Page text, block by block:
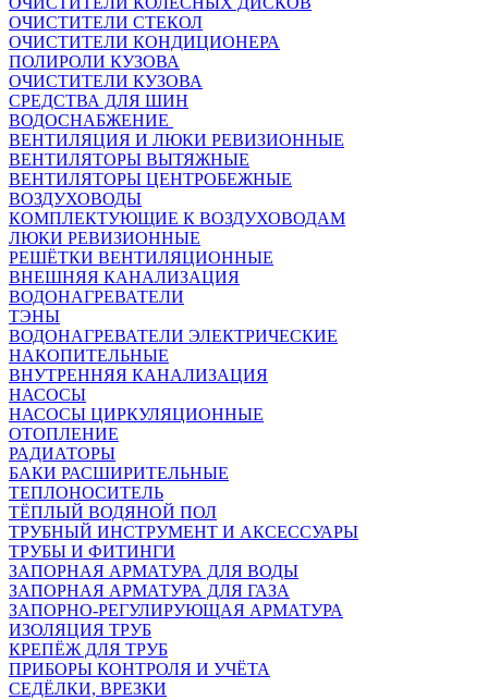
ОЧИСТИТЕЛИ СТЕКОЛ
ОЧИСТИТЕЛИ КОНДИЦИОНЕРА
ПОЛИРОЛИ КУЗОВА
ОЧИСТИТЕЛИ КУЗОВА
СРЕДСТВА ДЛЯ ШИН
ВОДОСНАБЖЕНИЕ
ВЕНТИЛЯЦИЯ И ЛЮКИ РЕВИЗИОННЫЕ
ВЕНТИЛЯТОРЫ ВЫТЯЖНЫЕ
ВЕНТИЛЯТОРЫ ЦЕНТРОБЕЖНЫЕ
ВОЗДУХОВОДЫ
КОМПЛЕКТУЮЩИЕ К ВОЗДУХОВОДАМ
ЛЮКИ РЕВИЗИОННЫЕ
РЕШЁТКИ ВЕНТИЛЯЦИОННЫЕ
ВНЕШНЯЯ КАНАЛИЗАЦИЯ
ВОДОНАГРЕВАТЕЛИ
ТЭНЫ
ВОДОНАГРЕВАТЕЛИ ЭЛЕКТРИЧЕСКИЕ
НАКОПИТЕЛЬНЫЕ
ВНУТРЕННЯЯ КАНАЛИЗАЦИЯ
НАСОСЫ
НАСОСЫ ЦИРКУЛЯЦИОННЫЕ
ОТОПЛЕНИЕ
РАДИАТОРЫ
БАКИ РАСШИРИТЕЛЬНЫЕ
ТЕПЛОНОСИТЕЛЬ
ТЁПЛЫЙ ВОДЯНОЙ ПОЛ
ТРУБНЫЙ ИНСТРУМЕНТ И АКСЕССУАРЫ
ТРУБЫ И ФИТИНГИ
ЗАПОРНАЯ АРМАТУРА ДЛЯ ВОДЫ
ЗАПОРНАЯ АРМАТУРА ДЛЯ ГАЗА
ЗАПОРНО-РЕГУЛИРУЮЩАЯ АРМАТУРА
ИЗОЛЯЦИЯ ТРУБ
КРЕПЁЖ ДЛЯ ТРУБ
ПРИБОРЫ КОНТРОЛЯ И УЧЁТА
СЕДЁЛКИ, ВРЕЗКИ